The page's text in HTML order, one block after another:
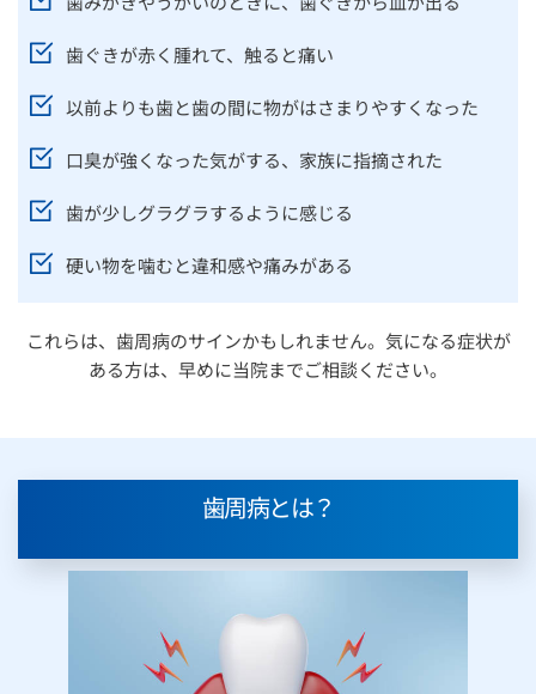
歯ぐきが赤く腫れて、触ると痛い
以前よりも歯と歯の間に物がはさまりやすくなった
口臭が強くなった気がする、家族に指摘された
歯が少しグラグラするように感じる
硬い物を噛むと違和感や痛みがある
これらは、歯周病のサインかもしれません。気になる症状が
ある方は、早めに当院までご相談ください。
歯周病とは？